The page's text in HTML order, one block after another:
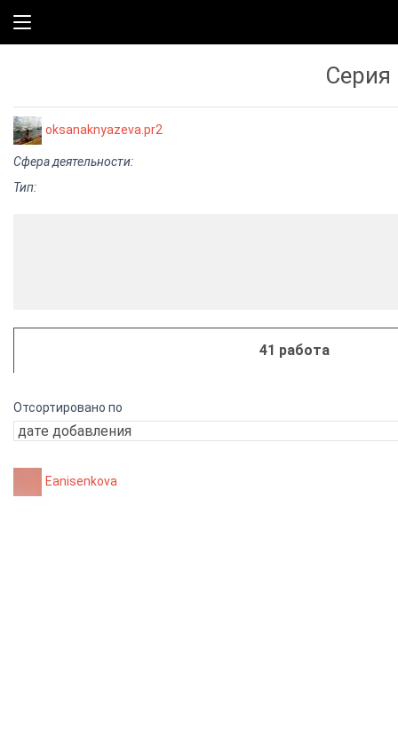
Серия
oksanaknyazeva.pr2
Сфера деятельности:
Тип:
41 работа
Отсортировано по
Eanisenkova